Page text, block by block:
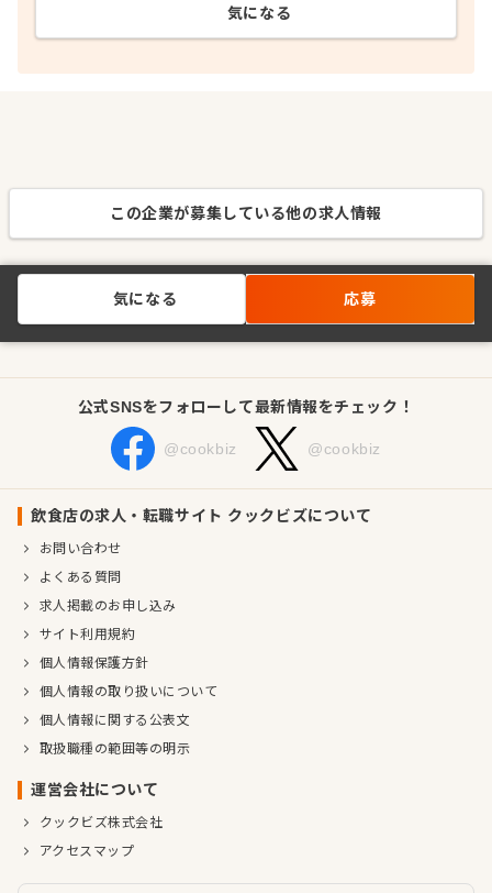
気になる
この企業が募集している他の求人情報
気になる 応募
公式SNSをフォローして最新情報をチェック！
@cookbiz @cookbiz
飲食店の求人・転職サイト クックビズについて
お問い合わせ
よくある質問
求人掲載のお申し込み
サイト利用規約
個人情報保護方針
個人情報の取り扱いについて
個人情報に関する公表文
取扱職種の範囲等の明示
運営会社について
クックビズ株式会社
アクセスマップ